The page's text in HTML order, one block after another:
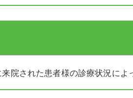
院された患者様の診療状況によ